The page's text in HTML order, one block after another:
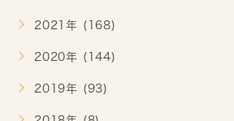
2021年 (168)
2020年 (144)
2019年 (93)